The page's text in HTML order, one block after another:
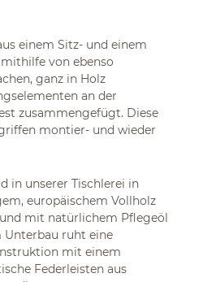
einem Sitz- und einem
von ebenso
ganz in Holz
an der
zusammengefügt. Diese
montier- und wieder
in unserer Tischlerei in
europäischem Vollholz
mit natürlichem Pflegeöl
Unterbau ruht eine
mit einem
Federleisten aus